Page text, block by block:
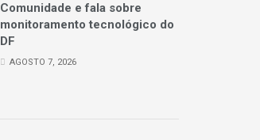
Comunidade e fala sobre
monitoramento tecnológico do
DF
AGOSTO 7, 2026